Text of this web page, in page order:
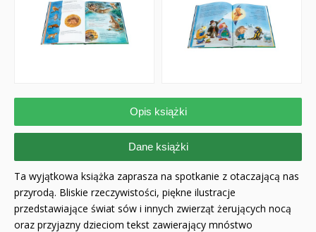
Opis książki
Dane książki
Ta wyjątkowa książka zaprasza na spotkanie z otaczającą nas
przyrodą. Bliskie rzeczywistości, piękne ilustracje
przedstawiające świat sów i innych zwierząt żerujących nocą
oraz przyjazny dzieciom tekst zawierający mnóstwo